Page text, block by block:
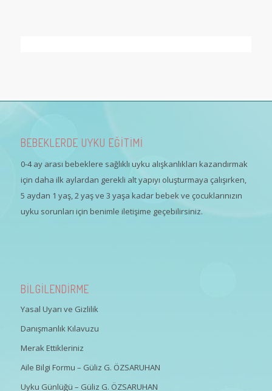
BEBEKLERDE UYKU EĞİTİMİ
0-4 ay arası bebeklere sağlıklı uyku alışkanlıkları kazandırmak
için daha ilk aylardan gerekli alt yapıyı oluşturmaya çalışırken,
5 aydan 1 yaş, 2 yaş ve 3 yaşa kadar bebek ve çocuklarınızın
uyku sorunları için benimle iletişime geçebilirsiniz.
BİLGİLENDİRME
Yasal Uyarı ve Gizlilik
Danışmanlık Kılavuzu
Merak Ettikleriniz
Aile Bilgi Formu – Güliz G. ÖZSARUHAN
Uyku Günlüğü – Güliz G. ÖZSARUHAN